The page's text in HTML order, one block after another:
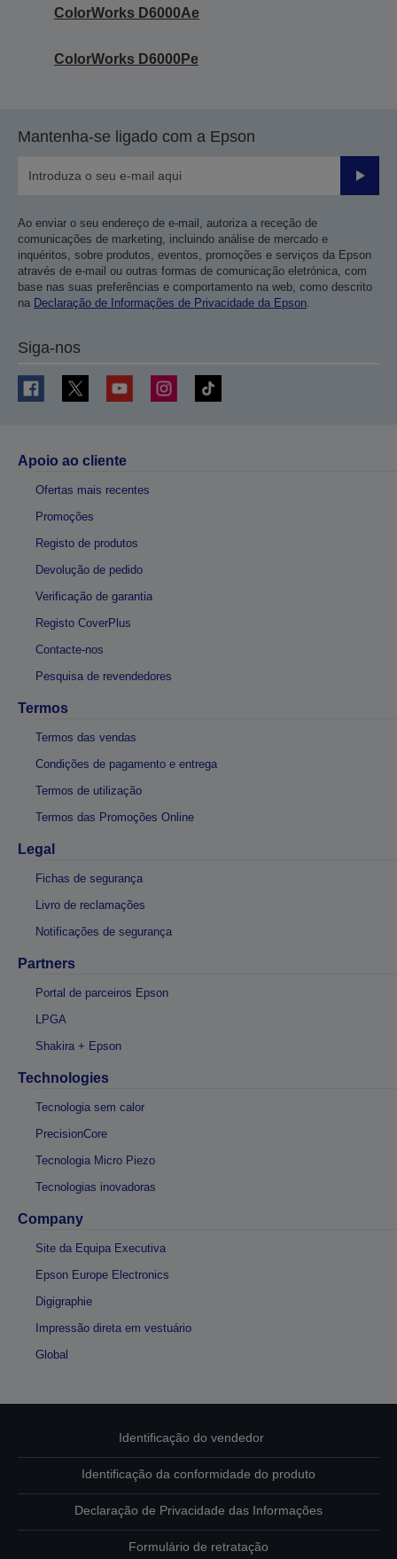
ColorWorks D6000Ae
ColorWorks D6000Pe
Mantenha-se ligado com a Epson
Enviar
Ao enviar o seu endereço de e-mail, autoriza a receção de
comunicações de marketing, incluindo análise de mercado e
inquéritos, sobre produtos, eventos, promoções e serviços da Epson
através de e-mail ou outras formas de comunicação eletrónica, com
base nas suas preferências e comportamento na web, como descrito
na Declaração de Informações de Privacidade da Epson.
Siga-nos
Apoio ao cliente
Ofertas mais recentes
Promoções
Registo de produtos
Devolução de pedido
Verificação de garantia
Registo CoverPlus
Contacte-nos
Pesquisa de revendedores
Termos
Termos das vendas
Condições de pagamento e entrega
Termos de utilização
Termos das Promoções Online
Legal
Fichas de segurança
Livro de reclamações
Notificações de segurança
Partners
Portal de parceiros Epson
LPGA
Shakira + Epson
Technologies
Tecnologia sem calor
PrecisionCore
Tecnologia Micro Piezo
Tecnologias inovadoras
Company
Site da Equipa Executiva
Epson Europe Electronics
Digigraphie
Impressão direta em vestuário
Global
Identificação do vendedor
Identificação da conformidade do produto
Declaração de Privacidade das Informações
Formulário de retratação